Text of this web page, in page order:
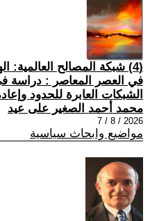
(4) شبكة المصالح العالمية:
في العصر المعاصر : دراسة
الشبكات العابرة للحدود
محمد أحمد الصغير على عيد
2026 / 8 / 7
مواضيع وابحاث سياسية